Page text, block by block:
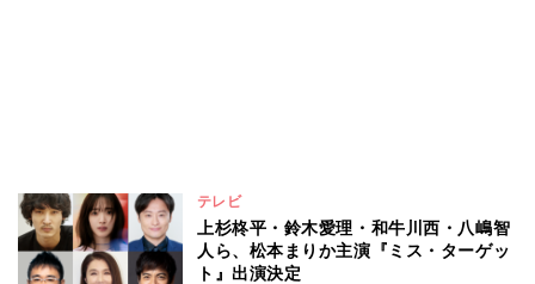
テレビ
上杉柊平・鈴木愛理・和牛川西・八嶋智
人ら、松本まりか主演『ミス・ターゲッ
ト』出演決定